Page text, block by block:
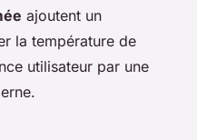
ajoutent un
la température de
utilisateur par une